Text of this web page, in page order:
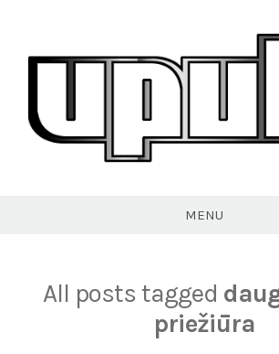
content
MENU
All posts tagged
priežiūra